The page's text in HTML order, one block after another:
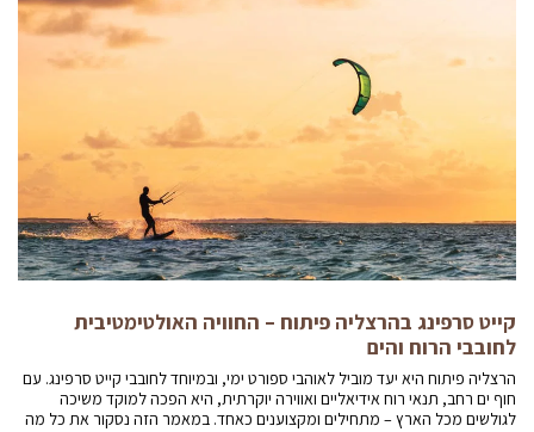
קייט סרפינג בהרצליה פיתוח – החוויה האולטימטיבית
לחובבי הרוח והים
הרצליה פיתוח היא יעד מוביל לאוהבי ספורט ימי, ובמיוחד לחובבי קייט סרפינג. עם
חוף ים רחב, תנאי רוח אידיאליים ואווירה יוקרתית, היא הפכה למוקד משיכה
לגולשים מכל הארץ – מתחילים ומקצוענים כאחד. במאמר הזה נסקור את כל מה